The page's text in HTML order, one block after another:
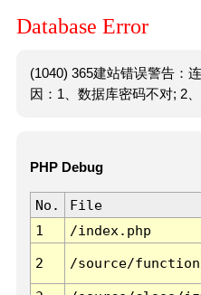
Database Error
(1040) 365建站错误警告：
因：1、数据库密码不对; 2
PHP Debug
No. File
1
/index.php
2 /source/